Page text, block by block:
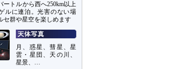
ートルから西へ250km以上
ルに連泊。光害のない場
セ群や星空を楽しめます
月、惑星、彗星、星
雲・星団、天の川、
星景、…